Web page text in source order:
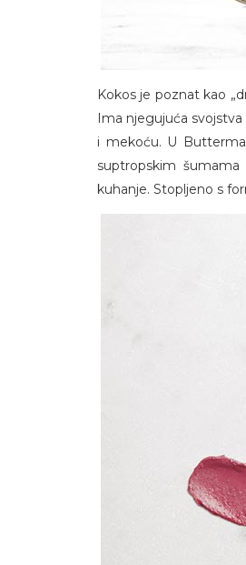
Kokos je poznat kao
Ima njegujuća
i mekoću. U
suptropskim
kuhanje. Stopljeno s